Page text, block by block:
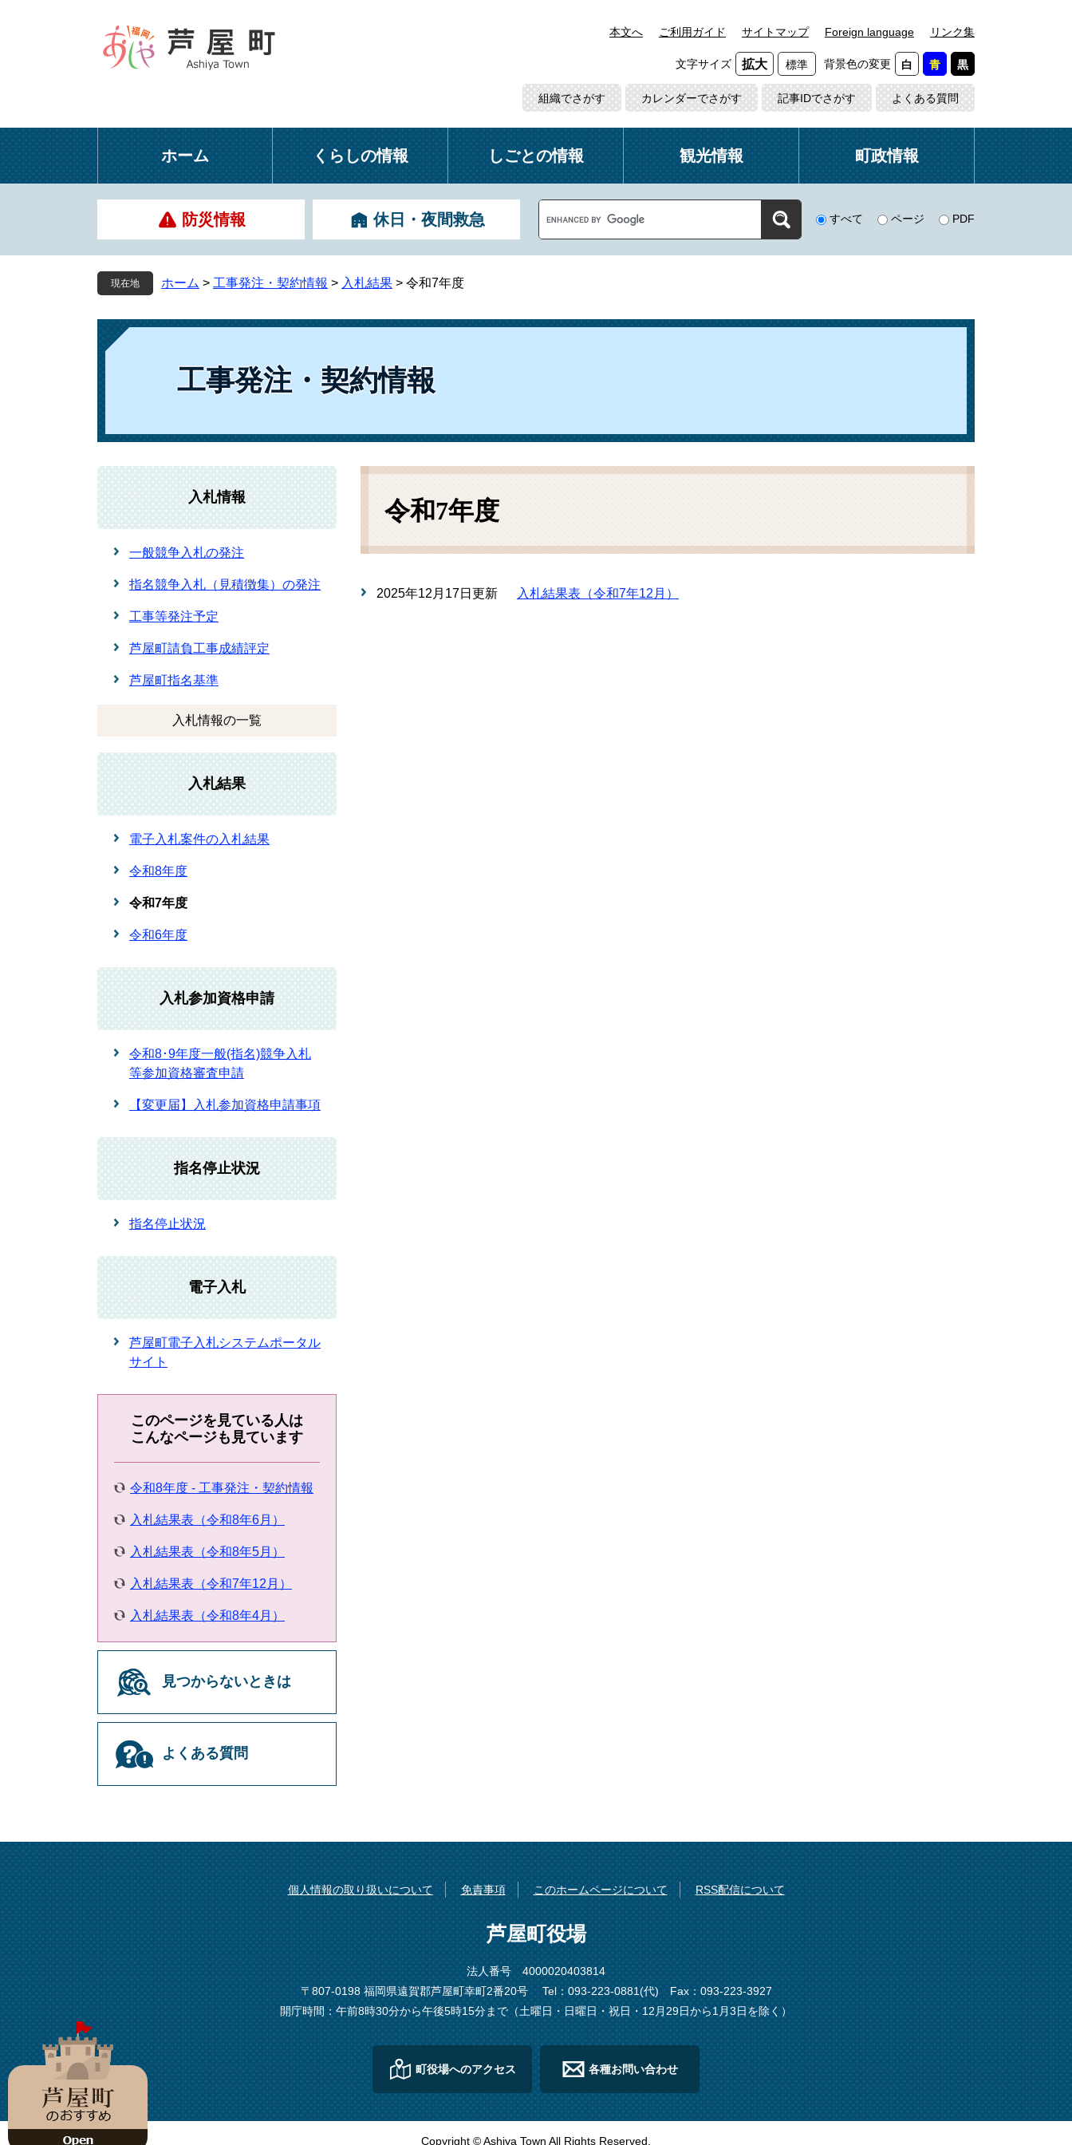
本
本文へ ご利用ガイド サイトマップ Foreign language リンク集
文字サイズ 拡大 標準 背景色の変更 白 青 黒
組織でさがす カレンダーでさがす 記事IDでさがす よくある質問
ホーム くらしの情報 しごとの情報 観光情報 町政情報
防災情報 休日・夜間救急
o
g
ス
すべて ページ PDF
現在地 ホーム > 工事発注・契約情報 > 入札結果 > 令和7年度
工事発注・契約情報
本
令和7年度
2025年12月17日更新 入札結果表（令和7年12月）
入札情報
一般競争入札の発注
指名競争入札（見積徴集）の発注
工事等発注予定
芦屋町請負工事成績評定
芦屋町指名基準
入札情報の一覧
入札結果
電子入札案件の入札結果
令和8年度
令和7年度
令和6年度
入札参加資格申請
令和8･9年度一般(指名)競争入札
等参加資格審査申請
【変更届】入札参加資格申請事項
指名停止状況
指名停止状況
電子入札
芦屋町電子入札システムポータル
サイト
このページを見ている人は
こんなページも見ています
令和8年度 - 工事発注・契約情報
入札結果表（令和8年6月）
入札結果表（令和8年5月）
入札結果表（令和7年12月）
入札結果表（令和8年4月）
見つからないときは
よくある質問
個人情報の取り扱いについて 免責事項 このホームページについて RSS配信について
芦屋町役場
法人番号 4000020403814
〒807-0198 福岡県遠賀郡芦屋町幸町2番20号
Tel：093-223-0881(代)
Fax：093-223-3927
開庁時間：午前8時30分から午後5時15分まで（土曜日・日曜日・祝日・12月29日から1月3日を除く）
町役場へのアクセス 各種お問い合わせ
Copyright © Ashiya Town All Rights Reserved.